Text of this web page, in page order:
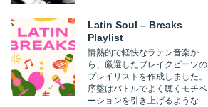
Latin Soul – Breaks
Playlist
情熱的で軽快なラテン音楽か
ら、厳選したブレイクビーツの
プレイリストを作成しました。
序盤はバトルでよく聴くモチベ
ーションを引き上げるような